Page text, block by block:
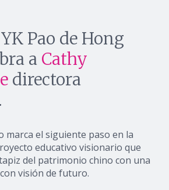
Pao de Hong
a Cathy
directora
marca el siguiente paso en la
educativo visionario que
del patrimonio chino con una
visión de futuro.